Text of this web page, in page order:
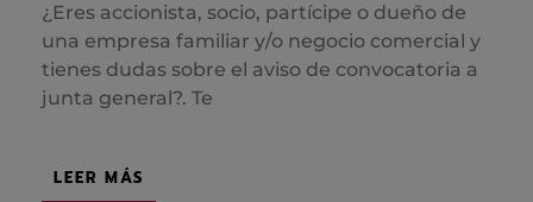
¿Eres accionista, socio, partícipe o dueño de
una empresa familiar y/o negocio comercial y
tienes dudas sobre el aviso de convocatoria a
junta general?. Te
LEER MÁS